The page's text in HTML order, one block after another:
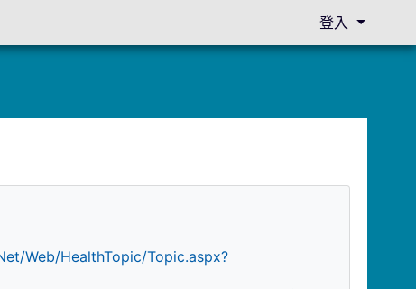
Web/HealthTopic/Topic.aspx?
登入